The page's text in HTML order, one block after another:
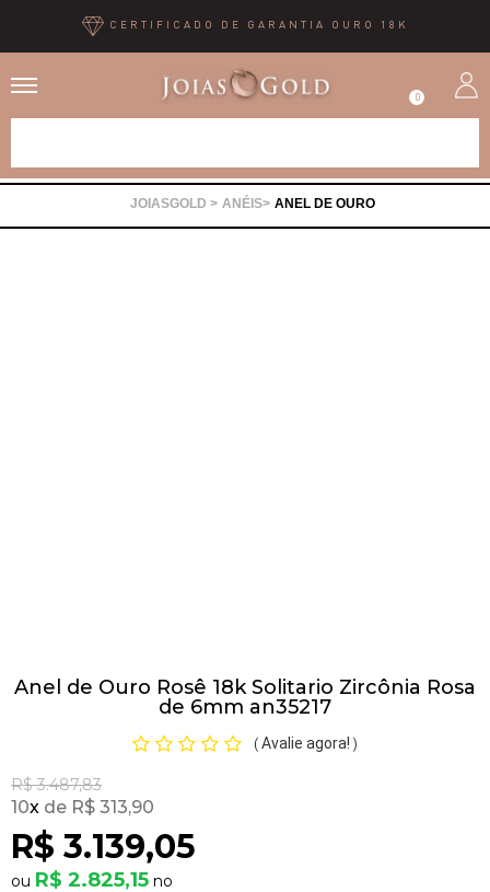
CERTIFICADO DE GARANTIA OURO 18K
0
ANÉIS ANEL DE OURO
Anel de Ouro Rosê 18k Solitario Zircônia Rosa
de 6mm an35217
( Avalie agora! )
R$ 3.487,83
R$ 3.139,05
10x R$ 313,90
R$ 2.825,15
Pedras Preciosas
OFERTAS